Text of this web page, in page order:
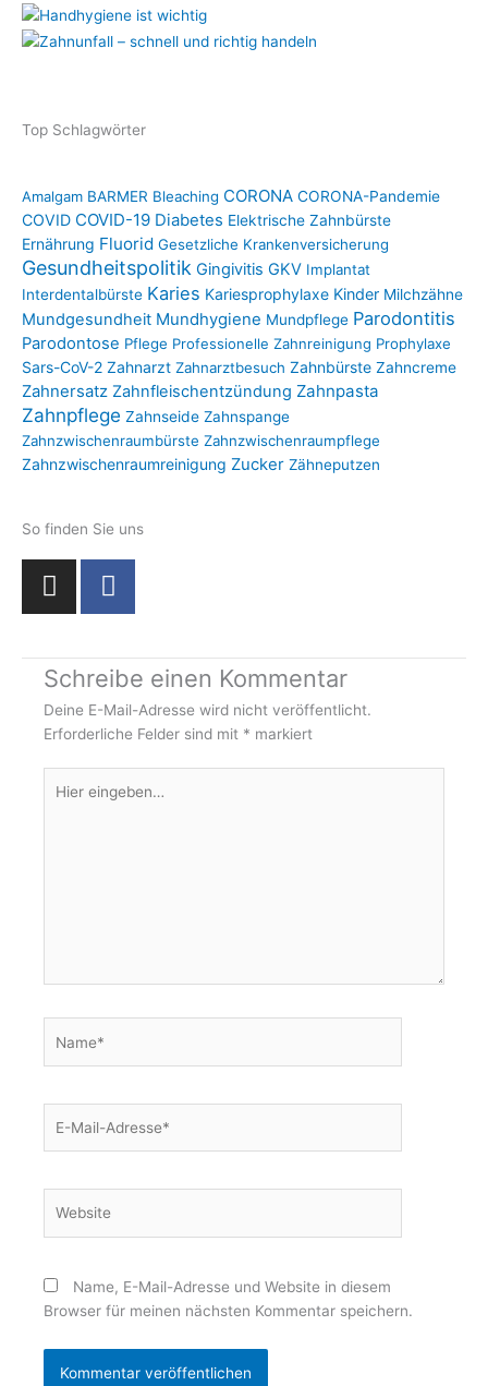
Top Schlagwörter
Amalgam BARMER Bleaching CORONA CORONA-Pandemie
COVID COVID-19 Diabetes Elektrische Zahnbürste
Ernährung Fluorid Gesetzliche Krankenversicherung
Gesundheitspolitik Gingivitis GKV Implantat
Interdentalbürste Karies Kariesprophylaxe Kinder Milchzähne
Mundgesundheit Mundhygiene Mundpflege Parodontitis
Parodontose Pflege Professionelle Zahnreinigung Prophylaxe
Sars-CoV-2 Zahnarzt Zahnarztbesuch Zahnbürste Zahncreme
Zahnersatz Zahnfleischentzündung Zahnpasta
Zahnpflege Zahnseide Zahnspange
Zahnzwischenraumbürste Zahnzwischenraumpflege
Zahnzwischenraumreinigung Zucker Zähneputzen
So finden Sie uns
I
n
t
a
g
r
a
m
F
a
e
b
o
o
k
-
Schreibe einen Kommentar
Deine E-Mail-Adresse wird nicht veröffentlicht.
Erforderliche Felder sind mit * markiert
eingeben…
Mail-
Name, E-Mail-Adresse und Website in diesem
Browser für meinen nächsten Kommentar speichern.